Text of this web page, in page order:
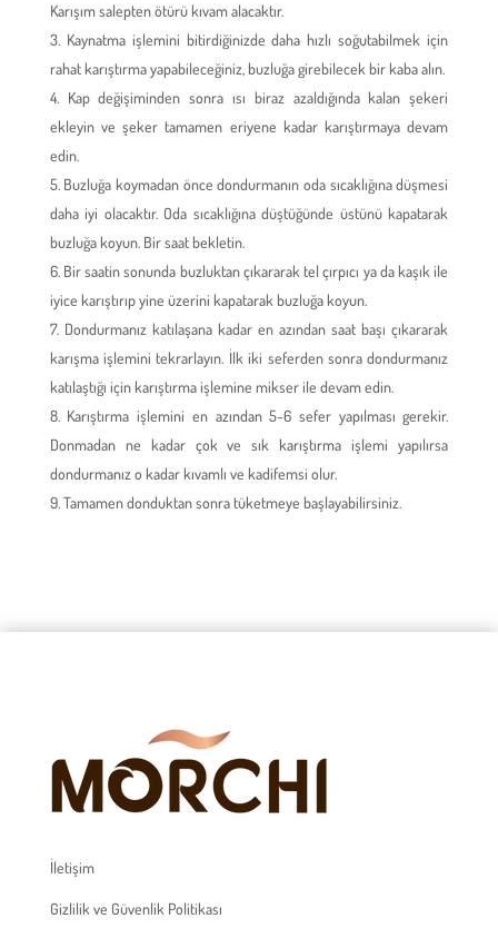
Karışım salepten ötürü kıvam alacaktır.
Kaynatma işlemini bitirdiğinizde daha hızlı soğutabilmek için
rahat karıştırma yapabileceğiniz, buzluğa girebilecek bir kaba alın.
Kap değişiminden sonra ısı biraz azaldığında kalan şekeri
ekleyin ve şeker tamamen eriyene kadar karıştırmaya devam
edin.
Buzluğa koymadan önce dondurmanın oda sıcaklığına düşmesi
daha iyi olacaktır. Oda sıcaklığına düştüğünde üstünü kapatarak
buzluğa koyun. Bir saat bekletin.
Bir saatin sonunda buzluktan çıkararak tel çırpıcı ya da kaşık ile
iyice karıştırıp yine üzerini kapatarak buzluğa koyun.
Dondurmanız katılaşana kadar en azından saat başı çıkararak
karışma işlemini tekrarlayın. İlk iki seferden sonra dondurmanız
katılaştığı için karıştırma işlemine mikser ile devam edin.
Karıştırma işlemini en azından 5-6 sefer yapılması gerekir.
Donmadan ne kadar çok ve sık karıştırma işlemi yapılırsa
dondurmanız o kadar kıvamlı ve kadifemsi olur.
Tamamen donduktan sonra tüketmeye başlayabilirsiniz.
İletişim
Gizlilik ve Güvenlik Politikası